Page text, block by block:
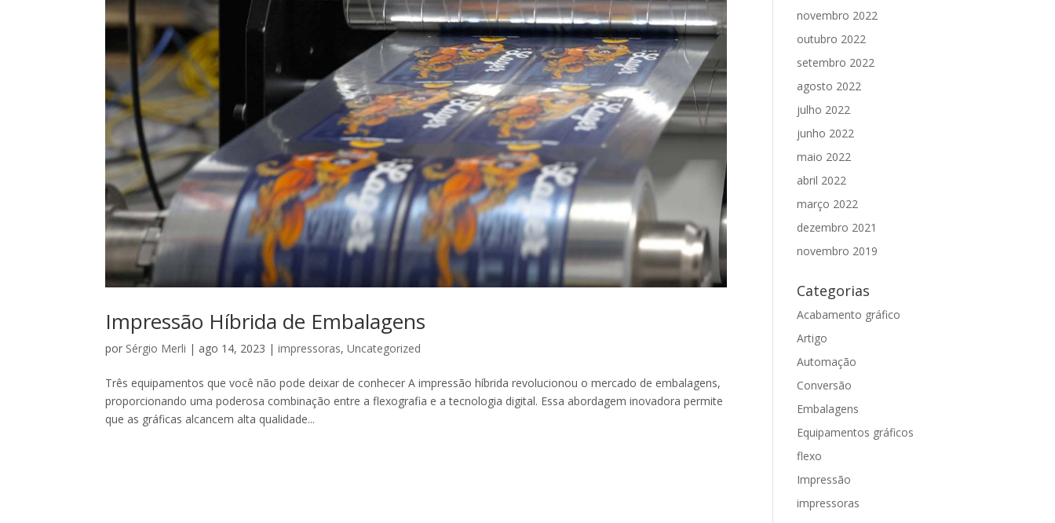
Impressão Híbrida de Embalagens
por Sérgio Merli | ago 14, 2023 |impressoras,Uncategorized
Três equipamentos que você não pode deixar de conhecer A impressão híbrida revolucionou o mercado de embalagens,
proporcionando uma poderosa combinação entre a flexografia e a tecnologia digital. Essa abordagem inovadora permite
que as gráficas alcancem alta qualidade...
novembro 2022
outubro 2022
setembro 2022
agosto 2022
julho 2022
junho 2022
maio 2022
abril 2022
março 2022
dezembro 2021
novembro 2019
Categorias
Acabamento gráfico
Artigo
Automação
Conversão
Embalagens
Equipamentos gráficos
flexo
Impressão
impressoras